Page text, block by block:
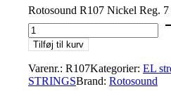
Rotosound R107 Nickel Reg. 7
Tilføj til kurv
Varenr.: R107Kategorier: EL
STRINGSBrand: Rotosound